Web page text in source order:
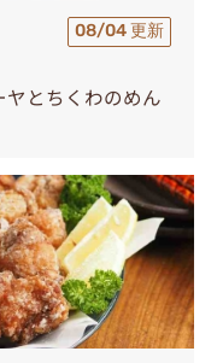
08/04 更新
とちくわのめん